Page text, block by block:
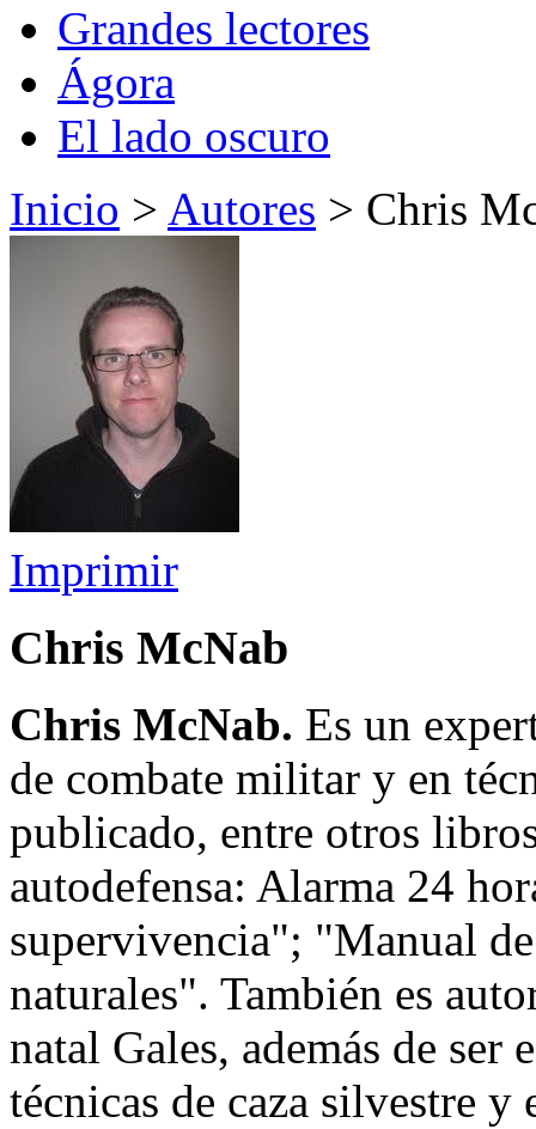
Grandes lectores
Ágora
El lado oscuro
Inicio > Autores > Chris
Imprimir
Chris McNab
Chris McNab. Es un
de combate militar y en
publicado, entre otros
autodefensa: Alarma 24
supervivencia"; "Manual
naturales". También es
natal Gales, además de
técnicas de caza silvestre y